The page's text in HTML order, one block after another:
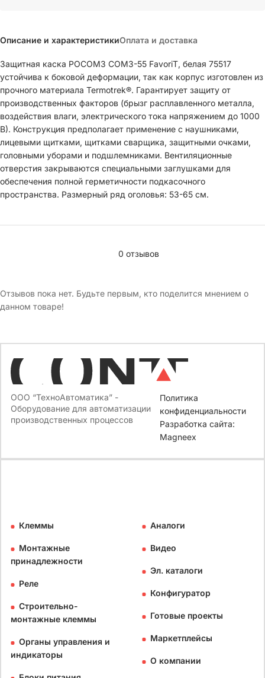
Описание и характеристикиОплата и доставка
Защитная каска РОСОМЗ СОМЗ-55 FavoriT, белая 75517
устойчива к боковой деформации, так как корпус изготовлен из
прочного материала Termotrek®. Гарантирует защиту от
производственных факторов (брызг расплавленного металла,
воздействия влаги, электрического тока напряжением до 1000
В). Конструкция предполагает применение с наушниками,
лицевыми щитками, щитками сварщика, защитными очками,
головными уборами и подшлемниками. Вентиляционные
отверстия закрываются специальными заглушками для
обеспечения полной герметичности подкасочного
пространства. Размерный ряд оголовья: 53-65 см.
0 отзывов
Отзывов пока нет. Будьте первым, кто поделится мнением о
данном товаре!
ООО “ТехноАвтоматика” -
Оборудование для автоматизации
производственных процессов
Политика
конфиденциальности
Разработка сайта:
Magneex
Клеммы
Монтажные
принадлежности
Реле
Строительно-
монтажные клеммы
Органы управления и
индикаторы
Аналоги
Видео
Эл. каталоги
Конфигуратор
Готовые проекты
Маркетплейсы
О компании